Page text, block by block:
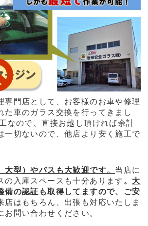
専門店として、お客様のお車や修理
た車のガラス交換を行ってきまし
なので、直接お越し頂ければ余計
一切ないので、他店より安く施工で
大型）やバスも大歓迎です。 当店に
の入庫スペースも十分あります 。 大
備の認証も取得してますので、ご安
店はもちろん、出張も対応いたしま
お問い合わせください。